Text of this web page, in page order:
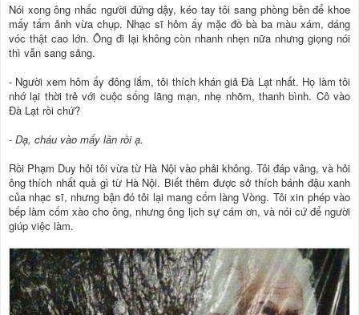
Nói xong ông nhấc người đứng dậy, kéo tay tôi sang phòng bên để khoe
mấy tấm ảnh vừa chụp. Nhạc sĩ hôm ấy mặc đồ bà ba màu xám, dáng
vóc thật cao lớn. Ông đi lại không còn nhanh nhẹn nữa nhưng giọng nói
thì vẫn sang sảng.
- Người xem hôm ấy đông lắm, tôi thích khán giả Đà Lạt nhất. Họ làm tôi
nhớ lại thời trẻ với cuộc sống lãng mạn, nhẹ nhõm, thanh bình. Cô vào
Đà Lạt rồi chứ?
- Dạ, cháu vào mấy lần rồi ạ.
Rồi Phạm Duy hỏi tôi vừa từ Hà Nội vào phải không. Tôi đáp vâng, và hỏi
ông thích nhất quà gì từ Hà Nội. Biết thêm được sở thích bánh đậu xanh
của nhạc sĩ, nhưng bận đó tôi lại mang cốm làng Vòng. Tôi xin phép vào
bếp làm cốm xào cho ông, nhưng ông lịch sự cám ơn, và nói cứ để người
giúp việc làm.